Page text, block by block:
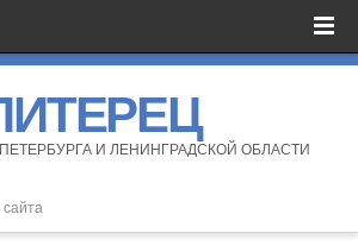
И ЛЕНИНГРАДСКОЙ ОБЛАСТИ